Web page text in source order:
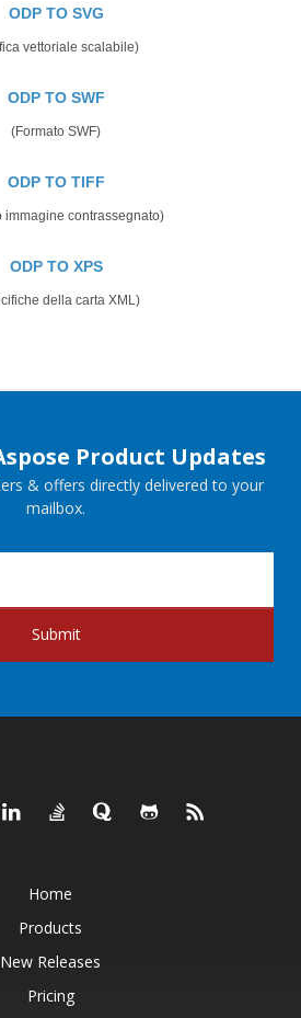
ODP TO SVG
vettoriale scalabile)
ODP TO SWF
(Formato SWF)
ODP TO TIFF
immagine contrassegnato)
ODP TO XPS
della carta XML)
Product Updates
& offers directly delivered to your
mailbox.
Submit
Home
Products
New Releases
Pricing